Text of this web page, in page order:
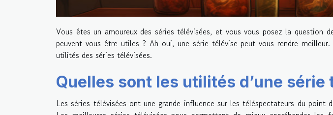
Vous êtes un amoureux des séries télévisées, et vous vous posez la question
peuvent vous être utiles ? Ah oui, une série télévise peut vous rendre
utilités des séries télévisées.
Quelles sont les utilités d’une série
Les séries télévisées ont une grande influence sur les téléspectateurs du point